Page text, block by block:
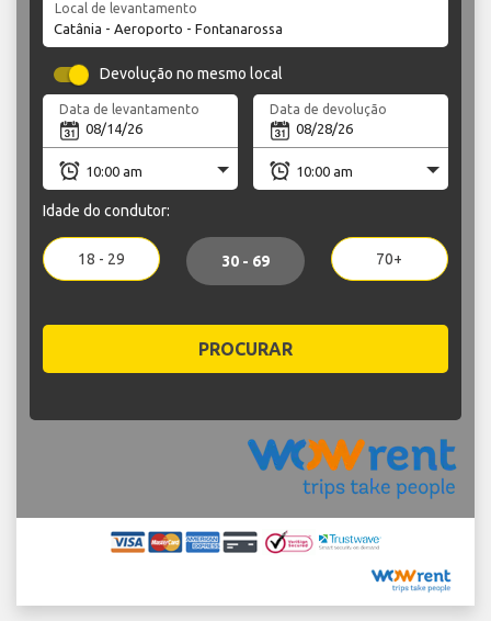
Local de levantamento
Devolução no mesmo local
Data de levantamento Data de devolução
Idade do condutor:
18 - 29 30 - 69 70+
PROCURAR